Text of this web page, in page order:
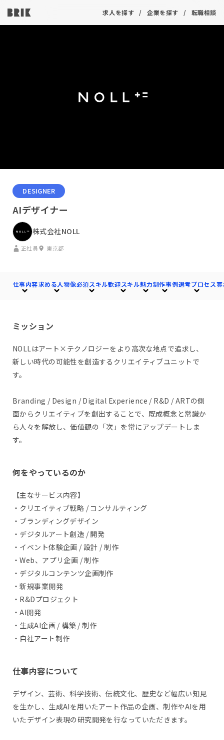
求人を探す 企業を探す 転職相談
DESIGNER
AIデザイナー
株式会社NOLL
正社員 東京都
仕事内容求める人物像必須スキル歓迎スキル魅力制作事例選考プロセス
ミッション
NOLLはアート×テクノロジーをより高次な地点で追求し、
新しい時代の可能性を創造するクリエイティブユニットで
す。
Branding / Design / Digital Experience / R&D / ARTの側
面からクリエイティブを創出することで、既成概念と常識か
ら人々を解放し、価値観の「次」を常にアップデートしま
す。
何をやっているのか
【主なサービス内容】
・クリエイティブ戦略 / コンサルティング
・ブランディングデザイン
・デジタルアート創造 / 開発
・イベント体験企画 / 設計 / 制作
・Web、アプリ企画 / 制作
・デジタルコンテンツ企画制作
・新規事業開発
・R&Dプロジェクト
・AI開発
・生成AI企画 / 構築 / 制作
・自社アート制作
仕事内容について
デザイン、芸術、科学技術、伝統文化、歴史など幅広い知見
を生かし、生成AIを用いたアート作品の企画、制作やAIを用
いたデザイン表現の研究開発を行なっていただきます。